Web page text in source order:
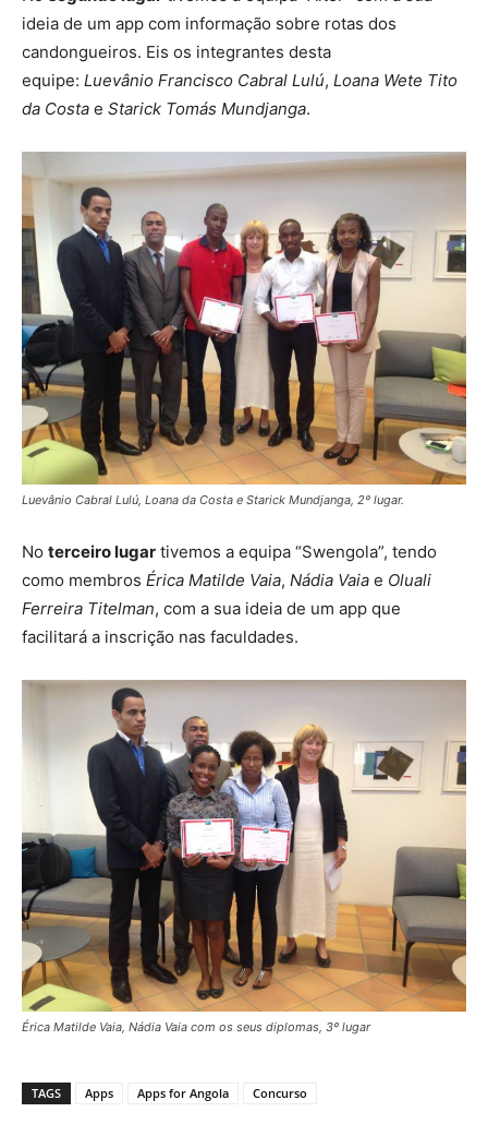
ideia de um app com informação sobre rotas dos
candongueiros. Eis os integrantes desta
equipe: Luevânio Francisco Cabral Lulú, Loana Wete Tito
da Costa e Starick Tomás Mundjanga.
Luevânio Cabral Lulú, Loana da Costa e Starick Mundjanga, 2º lugar.
No terceiro lugar tivemos a equipa “Swengola”, tendo
como membros Érica Matilde Vaia, Nádia Vaia e Oluali
Ferreira Titelman, com a sua ideia de um app que
facilitará a inscrição nas faculdades.
Érica Matilde Vaia, Nádia Vaia com os seus diplomas, 3º lugar
TAGS Apps Apps for Angola Concurso